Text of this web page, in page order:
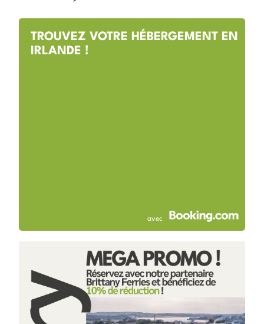
TROUVEZ VOTRE HÉBERGEMENT EN
IRLANDE !
avec